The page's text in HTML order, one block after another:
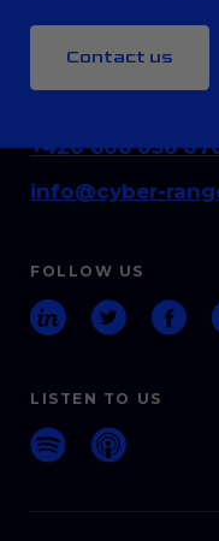
Contact us
+420 606 036
info@cyber-
FOLLOW US
LISTEN TO US